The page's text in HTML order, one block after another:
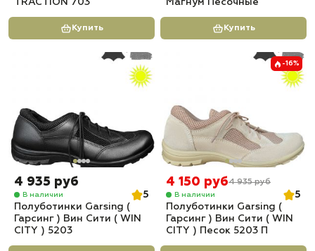
TRACTION 703
Купить
Магнум Песочные
Купить
4 935 руб
В наличии
5
Полуботинки Garsing (
Гарсинг ) Вин Сити ( WIN
CITY ) 5203
-16%
4 150 руб4 935 руб
В наличии
5
Полуботинки Garsing (
Гарсинг ) Вин Сити ( WIN
CITY ) Песок 5203 П